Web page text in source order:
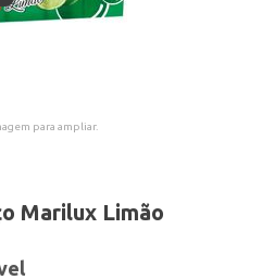
para ampliar.
Marilux Limão